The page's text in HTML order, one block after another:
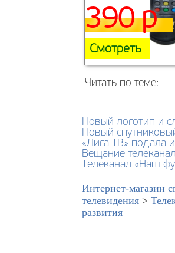
Смотреть
390 р
Читать по теме:
Новый логотип и
Новый
«Лига ТВ» подала
Вещание
Телеканал «Наш
Интернет-магазин
телевидения >
развития